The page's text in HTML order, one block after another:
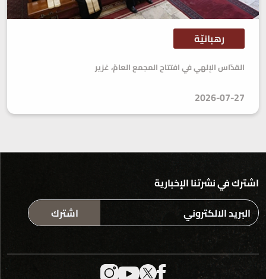
رهبانيّة
القدّاس الإلهي في افتتاح المجمع العامّ، غزير
2026-07-27
اشترك في نشرتنا الإخبارية
اشترك